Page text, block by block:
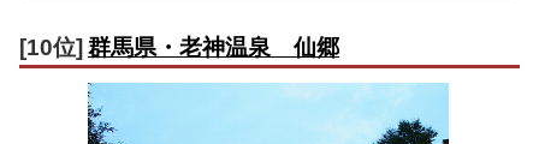
[10位] 群馬県・老神温泉 仙郷